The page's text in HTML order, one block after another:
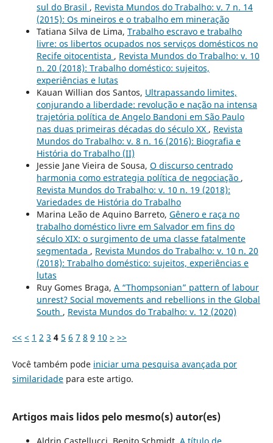
sul do Brasil , Revista Mundos do Trabalho: v. 7 n. 14
(2015): Os mineiros e o trabalho em mineração
Tatiana Silva de Lima, Trabalho escravo e trabalho
livre: os libertos ocupados nos serviços domésticos no
Recife oitocentista , Revista Mundos do Trabalho: v. 10
n. 20 (2018): Trabalho doméstico: sujeitos,
experiências e lutas
Kauan Willian dos Santos, Ultrapassando limites,
conjurando a liberdade: revolução e nação na intensa
trajetória política de Angelo Bandoni em São Paulo
nas duas primeiras décadas do século XX , Revista
Mundos do Trabalho: v. 8 n. 16 (2016): Biografia e
História do Trabalho (II)
Jessie Jane Vieira de Sousa, O discurso centrado
harmonia como estrategia política de negociação ,
Revista Mundos do Trabalho: v. 10 n. 19 (2018):
Variedades de História do Trabalho
Marina Leão de Aquino Barreto, Gênero e raça no
trabalho doméstico livre em Salvador em fins do
século XIX: o surgimento de uma classe fatalmente
segmentada , Revista Mundos do Trabalho: v. 10 n. 20
(2018): Trabalho doméstico: sujeitos, experiências e
lutas
Ruy Gomes Braga, A “Thompsonian” pattern of labour
unrest? Social movements and rebellions in the Global
South , Revista Mundos do Trabalho: v. 12 (2020)
<< < 1 2 3 4 5 6 7 8 9 10 > >>
Você também pode iniciar uma pesquisa avançada por
similaridadepara este artigo.
Artigos mais lidos pelo mesmo(s) autor(es)